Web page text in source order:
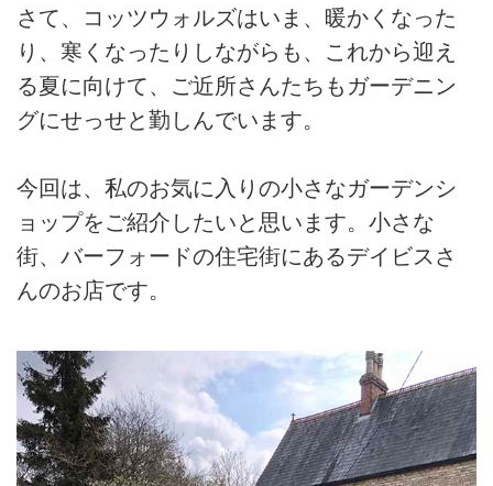
さて、コッツウォルズはいま、暖かくなった
り、寒くなったりしながらも、これから迎え
る夏に向けて、ご近所さんたちもガーデニン
グにせっせと勤しんでいます。
今回は、私のお気に入りの小さなガーデンシ
ョップをご紹介したいと思います。小さな
街、バーフォードの住宅街にあるデイビスさ
んのお店です。